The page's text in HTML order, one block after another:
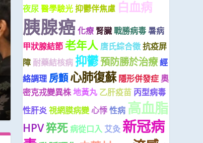
夜尿醫學驗光抑鬱伴焦慮 白血病
胰腺癌化療 腎臟戰勝病毒暑病
甲狀腺結節老年人 唐氏綜合徵抗疫屏
障 耐藥結核病 抑鬱預防勝於治療經
絡調理 房顫心肺復蘇 隱形併發症奧
密克戎變異株地黃丸 乙肝疫苗 丙型病毒
性肝炎視網膜病變心悸性病 高血脂
HPV猝死病從口入 艾灸 新冠病